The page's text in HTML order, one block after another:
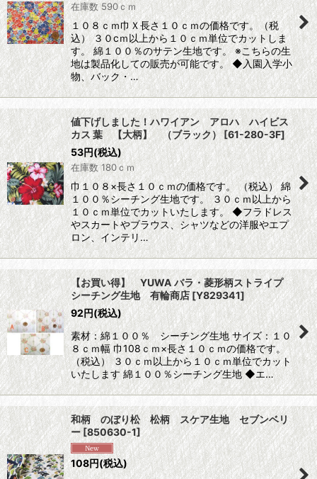
在庫数 590ｃｍ
１０８ｃｍ巾Ｘ長さ１０ｃｍの価格です。（税
込） ３０cｍ以上から１０ｃｍ単位でカットしま
す。 綿１００％のサテン生地です。 ※こちらの生
地は製品化しての販売が可能です。 ◆入園入学小
物、バック・…
値下げしました！ハワイアン アロハ ハイビス
カス 葉 【大柄】 （ブラック） [61-280-3F]
53円(税込)
在庫数 180ｃｍ
巾１０８×長さ１０ｃｍの価格です。 （税込） 綿
１００％シーチング生地です。 ３０ｃｍ以上から
１０ｃｍ単位でカットいたします。 ◆フラドレス
やスカートやブラウス、シャツなどの洋服やエプ
ロン、インテリ…
【お買い得】 YUWA バラ・菱形柄ストライプ
シーチング生地 有輪商店[Y829341]
92円(税込)
素材：綿１００％ シーチング生地 サイズ：１０
８ｃｍ幅 巾108ｃｍ×長さ１０ｃｍの価格です。
（税込） ３０ｃｍ以上から１０ｃｍ単位でカット
いたします 綿１００％シーチング生地 ◆エ…
和柄 のぼり松 松柄 スケア生地 セブンベリ
ー[850630-1]
108円(税込)